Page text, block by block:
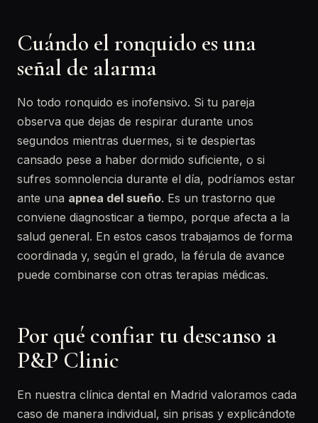
Cuándo el ronquido es una
señal de alarma
No todo ronquido es inofensivo. Si tu pareja
observa que dejas de respirar durante unos
segundos mientras duermes, si te despiertas
cansado pese a haber dormido suficiente, o si
sufres somnolencia durante el día, podríamos estar
ante una apnea del sueño. Es un trastorno que
conviene diagnosticar a tiempo, porque afecta a la
salud general. En estos casos trabajamos de forma
coordinada y, según el grado, la férula de avance
puede combinarse con otras terapias médicas.
Por qué confiar tu descanso a
P&P Clinic
En nuestra clínica dental en Madrid valoramos cada
caso de manera individual, sin prisas y explicándote